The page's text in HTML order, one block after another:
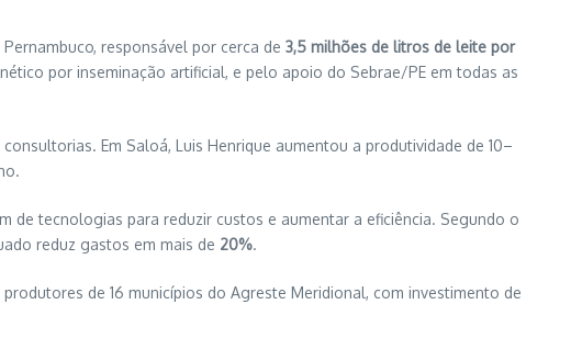
responsável por cerca de 3,5 milhões de litros de leite por
por inseminação artificial, e pelo apoio do Sebrae/PE em todas as
Em Saloá, Luis Henrique aumentou a produtividade de 10–
de tecnologias para reduzir custos e aumentar a eficiência. Segundo o
reduz gastos em mais de 20%.
de 16 municípios do Agreste Meridional, com investimento de